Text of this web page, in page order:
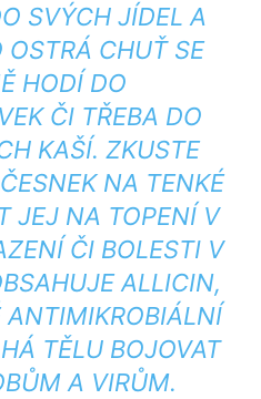
SVÝCH JÍDEL ⁢A⁤
OSTRÁ ‍CHUŤ⁤ SE⁣
HODÍ DO⁤
ČI TŘEBA DO
KAŠÍ. ZKUSTE
NA​ TENKÉ
JEJ​ NA TOPENÍ ⁣V
ČI ​BOLESTI V‌
ALLICIN,
ANTIMIKROBIÁLNÍ
TĚLU BOJOVAT
A VIRŮM.